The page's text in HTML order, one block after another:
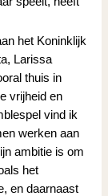
het Koninklijk
Larissa
thuis in
vrijheid en
vind ik
werken aan
ambitie is om
het
en daarnaast